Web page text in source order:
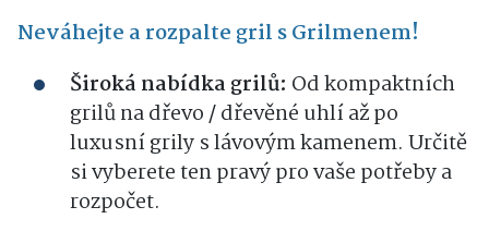
Neváhejte a rozpalte gril s Grilmenem!
Široká nabídka grilů: Od kompaktních
grilů na dřevo / dřevěné uhlí až po
luxusní grily s lávovým kamenem. Určitě
si vyberete ten pravý pro vaše potřeby a
rozpočet.